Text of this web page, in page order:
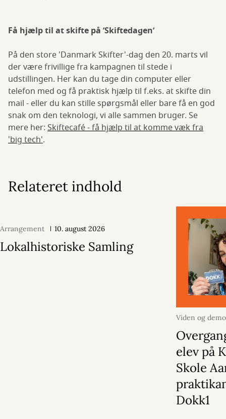
Få hjælp til at skifte på ’Skiftedagen’
På den store 'Danmark Skifter'-dag den 20. marts vil
der være frivillige fra kampagnen til stede i
udstillingen. Her kan du tage din computer eller
telefon med og få praktisk hjælp til f.eks. at skifte din
mail - eller du kan stille spørgsmål eller bare få en god
snak om den teknologi, vi alle sammen bruger. Se
mere her: Skiftecafé - få hjælp til at komme væk fra
'big tech'.
Relateret indhold
Arrangement 10. august 2026
Lokalhistoriske Samling
Viden og
2026
elev på
Skole
Dokk1